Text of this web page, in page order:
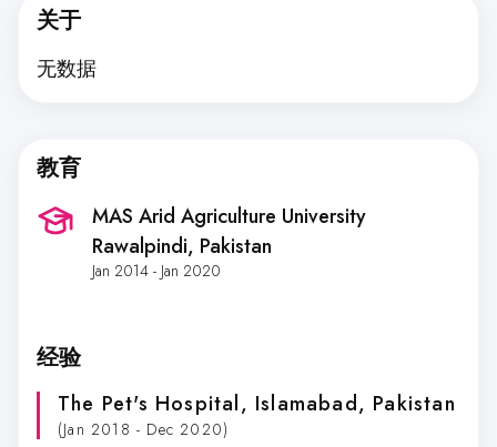
关于
无数据
教育
MAS Arid Agriculture University
Rawalpindi, Pakistan
Jan 2014 - Jan 2020
经验
The Pet's Hospital, Islamabad, Pakistan
(Jan 2018 - Dec 2020)